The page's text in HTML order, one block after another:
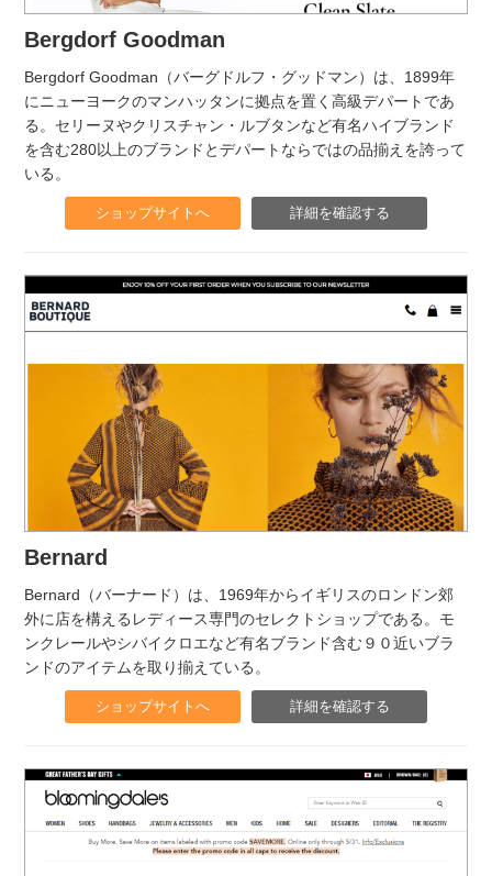
Bergdorf Goodman
Bergdorf Goodman（バーグドルフ・グッドマン）は、1899年
にニューヨークのマンハッタンに拠点を置く高級デパートであ
る。セリーヌやクリスチャン・ルブタンなど有名ハイブランド
を含む280以上のブランドとデパートならではの品揃えを誇って
いる。
ショップサイトへ 詳細を確認する
Bernard
Bernard（バーナード）は、1969年からイギリスのロンドン郊
外に店を構えるレディース専門のセレクトショップである。モ
ンクレールやシバイクロエなど有名ブランド含む９０近いブラ
ンドのアイテムを取り揃えている。
ショップサイトへ 詳細を確認する